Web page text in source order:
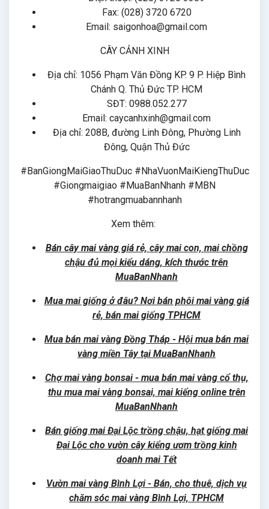
Fax: (028) 3720 6720
Email: saigonhoa@gmail.com
CÂY CẢNH XINH
Địa chỉ: 1056 Phạm Văn Đồng KP. 9 P. Hiệp Bình
Chánh Q. Thủ Đức TP. HCM
SĐT: 0988.052.277
Email: caycanhxinh@gmail.com
Địa chỉ: 208B, đường Linh Đông, Phường Linh
Đông, Quận Thủ Đức
#BanGiongMaiGiaoThuDuc #NhaVuonMaiKiengThuDuc
#Giongmaigiao #MuaBanNhanh #MBN
#hotrangmuabannhanh
Xem thêm:
Bán cây mai vàng giá rẻ, cây mai con, mai chồng
chậu đủ mọi kiểu dáng, kích thước trên
MuaBanNhanh
Mua mai giống ở đâu? Nơi bán phôi mai vàng giá
rẻ, bán mai giống TPHCM
Mua bán mai vàng Đồng Tháp - Hội mua bán mai
vàng miền Tây tại MuaBanNhanh
Chợ mai vàng bonsai - mua bán mai vàng cổ thụ,
thu mua mai vàng bonsai, mai kiểng online trên
MuaBanNhanh
Bán giống mai Đại Lộc trồng chậu, hạt giống mai
Đại Lộc cho vườn cây kiểng ươm trồng kinh
doanh mai Tết
Vườn mai vàng Bình Lợi - Bán, cho thuê, dịch vụ
chăm sóc mai vàng Bình Lợi, TPHCM